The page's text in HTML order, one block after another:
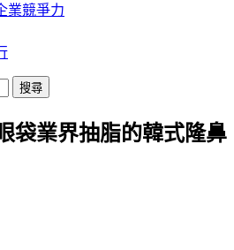
業競爭力
袋業界抽脂的韓式隆鼻